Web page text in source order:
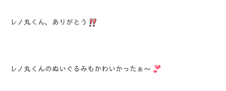
レノ丸くん、ありがとう
レノ丸くんのぬいぐるみもかわいかったぁ～